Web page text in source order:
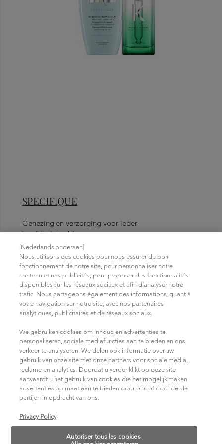
SPECIFIQUE
Genezing en verzorging voor ieder
hoofdhuidprobleem.
[Nederlands onderaan]
Nous utilisons des cookies pour nous assurer du bon
fonctionnement de notre site, pour personnaliser notre
contenu et nos publicités, pour proposer des fonctionnalités
disponibles sur les réseaux sociaux et afin d’analyser notre
trafic. Nous partageons également des informations, quant à
votre navigation sur notre site, avec nos partenaires
analytiques, publicitaires et de réseaux sociaux.
We gebruiken cookies om inhoud en advertenties te
personaliseren, sociale mediafuncties aan te bieden en ons
verkeer te analyseren. We delen ook informatie over uw
gebruik van onze site met onze partners voor sociale media,
reclame en analytics. Doordat u verder klikt op deze site
aanvaardt u het gebruik van cookies die het mogelijk maken
advertenties op maat aan te bieden door ons of door derde
partijen in opdracht van ons.
Privacy Policy
Autoriser tous les cookies